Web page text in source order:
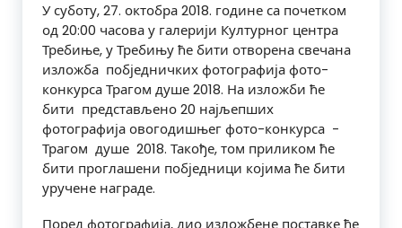
Усуботу,​ 27.​ октобра​ 2018.​ године​ са​ почетком​
од​ 20:00 ​часова​ у​ галерији Културног центра
Требиње,​ у​ Требињу ће​ бити​ отворена​ свечана​
изложба​ ​ побједничких фотографија​ фото-
конкурса​ Трагом​ душе​ 2018. На изложби ће​
бити​ ​ представљено​ 20​ најљепших​
фотографија​ овогодишњег фото-конкурса​ ​ -​ ​
Трагом​ ​ душе​ ​ 2018.​ Такође,​ том​ приликом​ ​ће​
бити​ ​проглашени побједници​ ​којима​ ​ће​ бити​ ​
уручене​ награде.
​Поред​ фотографија,​ дио изложбене​ поставке​ ​ће​